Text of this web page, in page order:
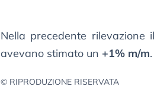
Nella precedente
avevano stimato un +1% m/m.
© RIPRODUZIONE RISERVATA